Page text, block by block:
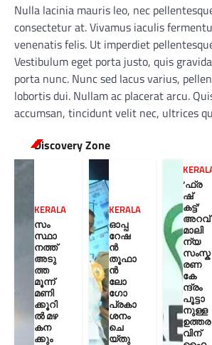
Nulla lacinia mauris leo, nec
consectetur at. Vivamus iaculis
venenatis felis. Ut imperdiet
Vestibulum eget porta justo, quis
porta nunc. Nunc sed lacus varius,
lobortis dui. Nullam ac placerat arcu.
accumsan, tincidunt velit nec, ultrices
Discovery Zone
KERALA
സം
സ്ഥാ
നത്ത്
അടു
ത്ത
മൂന്ന്
മണി
ക്കൂറി
ൽ മഴ
കന
ക്കും
KERALA
ഓപ്പ
റേഷ
ൻ
തൂഫാ
ൻ
ലോ
ഗോ
പ്രകാ
ശനം
ചെ
യ്തു
‘ഫ്ര
ഷ്
കട്ട്’
അറവ്
മാലി
ന്യ
സംസ്ക
രണ
കേ
ന്ദ്രം
പൂട്ടാ
നുള്ള
ഉത്തര
വിന്